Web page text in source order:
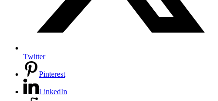
Twitter
Pinterest
LinkedIn